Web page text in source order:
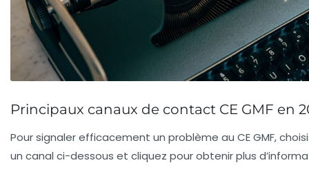
Principaux canaux de contact CE GMF en
Pour signaler efficacement un problème au CE GMF,
un canal ci-dessous et cliquez pour obtenir plus